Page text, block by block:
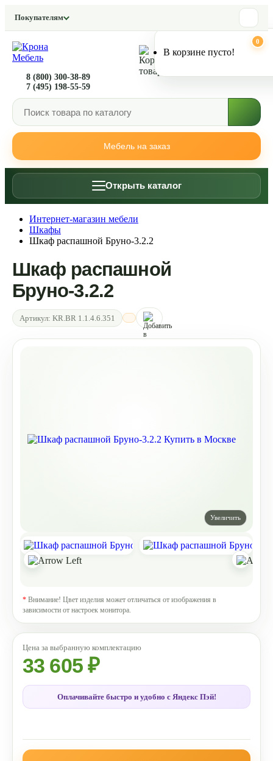
Покупателям
Мебель на заказ
8 (800) 300-38-89
7 (495) 198-55-59
0
В корзине пусто!
Открыть каталог
Интернет-магазин мебели
Шкафы
Шкаф распашной Бруно-3.2.2
Шкаф распашной
Бруно-3.2.2
Артикул: KR.BR 1.1.4.6.351
* Внимание! Цвет изделия может отличаться от изображения в
зависимости от настроек монитора.
33 605 ₽
Оплачивайте быстро и удобно с Яндекс Пэй!